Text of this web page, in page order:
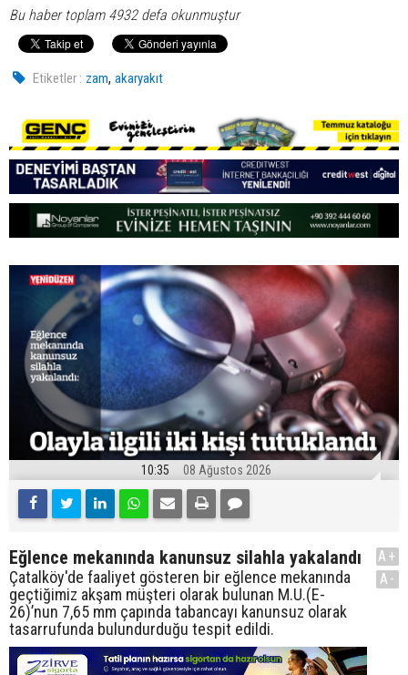
Bu haber toplam 4932 defa okunmuştur
Etiketler : zam,akaryakıt
10:35 08 Ağustos 2026
Eğlence mekanında kanunsuz silahla yakalandı
Çatalköy'de faaliyet gösteren bir eğlence mekanında
geçtiğimiz akşam müşteri olarak bulunan M.U.(E-
26)’nun 7,65 mm çapında tabancayı kanunsuz olarak
tasarrufunda bulundurduğu tespit edildi.
A+
A-